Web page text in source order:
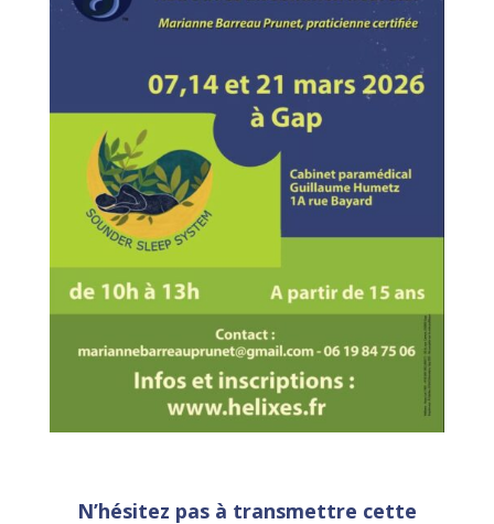
N’hésitez pas à transmettre cette